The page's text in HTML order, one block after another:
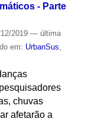
- Parte
2019 — última
em: UrbanSus
chuvas
afetarão a